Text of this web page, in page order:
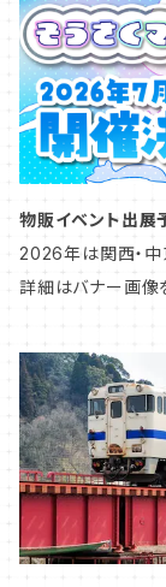
アクリルスタンド
マスキングテープ
ペーパーコースタ
鉄道模型グッズ
鉄道標記
鉄道アクセサリー
愛称札・種別札
ヘッドマーク・トレ
鉄道模型グッズ
甲信越
北陸
中部
関西
九州
東海道本線／東
山陽本線／山陽新
物販イベント出
2026年は関西・中
詳細はバナー画像